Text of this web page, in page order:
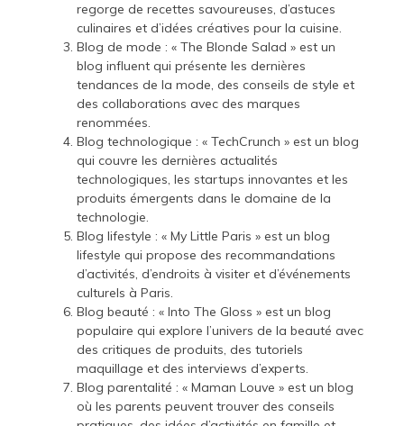
regorge de recettes savoureuses, d’astuces
culinaires et d’idées créatives pour la cuisine.
Blog de mode : « The Blonde Salad » est un
blog influent qui présente les dernières
tendances de la mode, des conseils de style et
des collaborations avec des marques
renommées.
Blog technologique : « TechCrunch » est un blog
qui couvre les dernières actualités
technologiques, les startups innovantes et les
produits émergents dans le domaine de la
technologie.
Blog lifestyle : « My Little Paris » est un blog
lifestyle qui propose des recommandations
d’activités, d’endroits à visiter et d’événements
culturels à Paris.
Blog beauté : « Into The Gloss » est un blog
populaire qui explore l’univers de la beauté avec
des critiques de produits, des tutoriels
maquillage et des interviews d’experts.
Blog parentalité : « Maman Louve » est un blog
où les parents peuvent trouver des conseils